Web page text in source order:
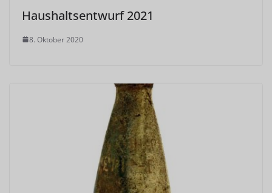
Haushaltsentwurf 2021
8. Oktober 2020